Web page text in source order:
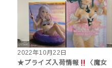
2022年10月22日
★プライズ入荷情報
〈魔女